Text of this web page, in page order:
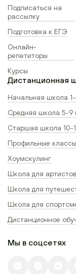
Подписаться на
рассылку
Подготовка к ЕГЭ
Онлайн-
репетиторы
Курсы
Дистанционная
Начальная школа
Средняя школа 5-9
Старшая школа 10-
Профильные классы
Хоумскулинг
Школа для артистов
Школа для
Школа для
Дистанционное
Мы в соцсетях